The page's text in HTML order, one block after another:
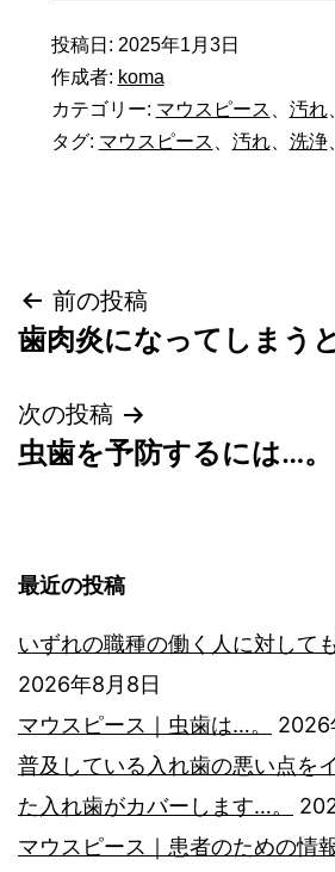
投稿日: 2025年1月3日
作成者: koma
カテゴリー: マウスピース 汚れ
タグ: マウスピース 汚れ、 洗浄
投
稿
ナ
ゲ
ー
シ
ョ
ン
前の投稿
歯肉炎になってしまう
次の投稿
虫歯を予防するには…。
最近の投稿
いずれの職種の働く人に対して
2026年8月8日
マウスピース｜虫歯は…。
2026
普及している入れ歯の悪い点を
た入れ歯がカバーします…。
マウスピース｜患者のための情